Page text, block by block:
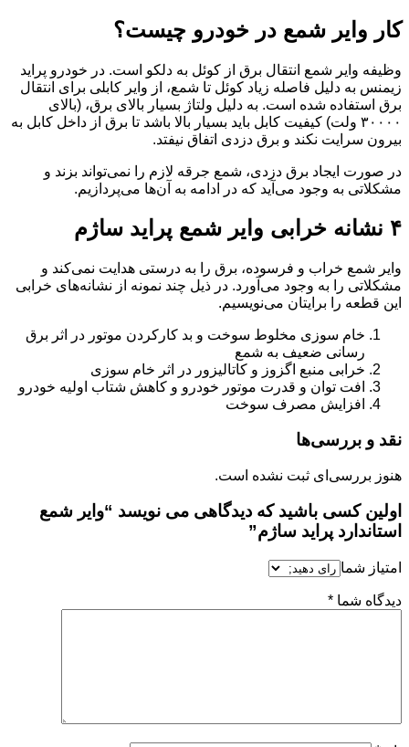
کار وایر شمع در خودرو چیست؟
وظیفه وایر شمع انتقال برق از کوئل به دلکو است. در خودرو پراید
زیمنس به دلیل فاصله زیاد کوئل تا شمع، از وایر کابلی برای انتقال
برق استفاده شده است. به دلیل ولتاژ بسیار بالای برق، (بالای
۳۰۰۰۰ ولت) کیفیت کابل باید بسیار بالا باشد تا برق از داخل کابل به
بیرون سرایت نکند و برق دزدی اتفاق نیفتد.
در صورت ایجاد برق دزدی، شمع جرقه لازم را نمی‌تواند بزند و
مشکلاتی به وجود می‌آید که در ادامه به آن‌ها می‌پردازیم.
۴ نشانه خرابی وایر شمع پراید ساژم
وایر شمع خراب و فرسوده، برق را به درستی هدایت نمی‌کند و
مشکلاتی را به وجود می‌آورد. در ذیل چند نمونه از نشانه‌های خرابی
این قطعه را برایتان می‌نویسیم.
خام سوزی مخلوط سوخت و بد کارکردن موتور در اثر برق
رسانی ضعیف به شمع
خرابی منبع اگزوز و کاتالیزور در اثر خام سوزی
افت توان و قدرت موتور خودرو و کاهش شتاب اولیه خودرو
افزایش مصرف سوخت
نقد و بررسی‌ها
هنوز بررسی‌ای ثبت نشده است.
اولین کسی باشید که دیدگاهی می نویسد “وایر شمع
استاندارد پراید ساژم”
امتیاز شما
دیدگاه شما *